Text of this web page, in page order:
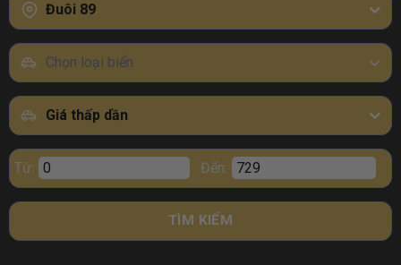
Đuôi 89
Chọn loại biển
Giá thấp dần
Từ: Đến:
TÌM KIẾM